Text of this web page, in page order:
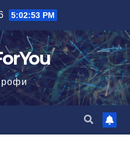
5:02:54 PM